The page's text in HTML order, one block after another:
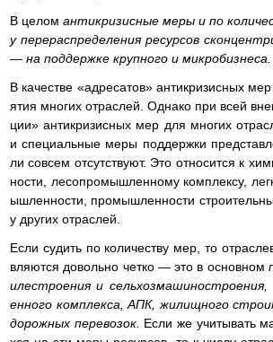
В целом антикризисные меры и по
у перераспределения ресурсов
— на поддержке крупного и микробизнеса.
В качестве «адресатов» антикризисных
ятия многих отраслей. Однако при всей
ции» антикризисных мер для многих
и специальные меры поддержки
ли совсем отсутствуют. Это относится к
ности, лесопромышленному комплексу,
ышленности, промышленности
у других отраслей.
Если судить по количеству мер, то
вляются довольно четко — это в основном
илестроения и
енного комплекса, АПК, жилищного
дорожных перевозок. Если же учитывать